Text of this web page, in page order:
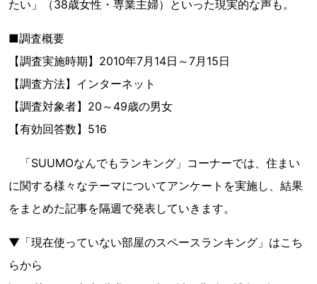
たい」（38歳女性・専業主婦）といった現実的な声も。
■調査概要
【調査実施時期】2010年7月14日～7月15日
【調査方法】インターネット
【調査対象者】20～49歳の男女
【有効回答数】516
「SUUMOなんでもランキング」コーナーでは、住まい
に関する様々なテーマについてアンケートを実施し、結果
をまとめた記事を隔週で発表していきます。
▼「現在使っていない部屋のスペースランキング」はこち
らから